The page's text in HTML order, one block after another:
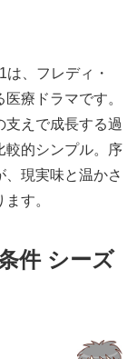
、フレディ・
療ドラマです。
支えで成長する過
較的シンプル。序
現実味と温かさ
す。
件 シーズ